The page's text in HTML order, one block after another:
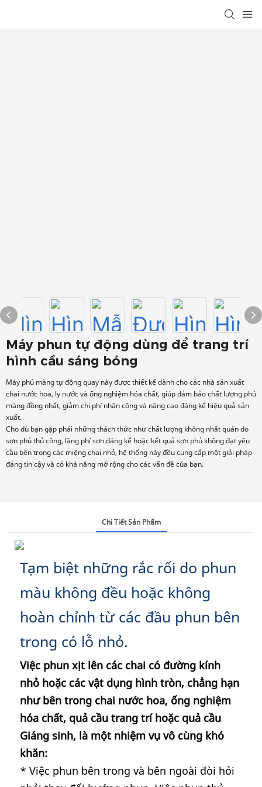
Máy phun tự động dùng để trang trí
hình cầu sáng bóng
Máy phủ màng tự động quay này được thiết kế dành cho các nhà sản xuất
chai nước hoa, ly nước và ống nghiệm hóa chất, giúp đảm bảo chất lượng phủ
màng đồng nhất, giảm chi phí nhân công và nâng cao đáng kể hiệu quả sản
xuất.
Cho dù bạn gặp phải những thách thức như chất lượng không nhất quán do
sơn phủ thủ công, lãng phí sơn đáng kể hoặc kết quả sơn phủ không đạt yêu
cầu bên trong các miệng chai nhỏ, hệ thống này đều cung cấp một giải pháp
đáng tin cậy và có khả năng mở rộng cho các vấn đề của bạn.
Chi Tiết Sản Phẩm
Tạm biệt những rắc rối do phun
màu không đều hoặc không
hoàn chỉnh từ các đầu phun bên
trong có lỗ nhỏ.
Việc phun xịt lên các chai có đường kính
nhỏ hoặc các vật dụng hình tròn, chẳng hạn
như bên trong chai nước hoa, ống nghiệm
hóa chất, quả cầu trang trí hoặc quả cầu
Giáng sinh, là một nhiệm vụ vô cùng khó
khăn:
* Việc phun bên trong và bên ngoài đòi hỏi